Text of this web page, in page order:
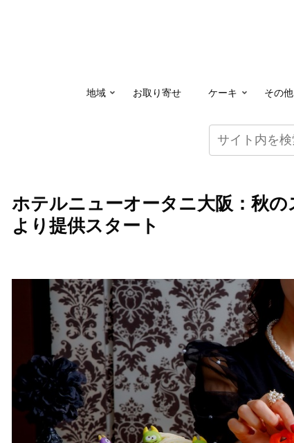
地域 お取り寄せ ケーキ その
ホテルニューオータニ大阪：秋
より提供スタート